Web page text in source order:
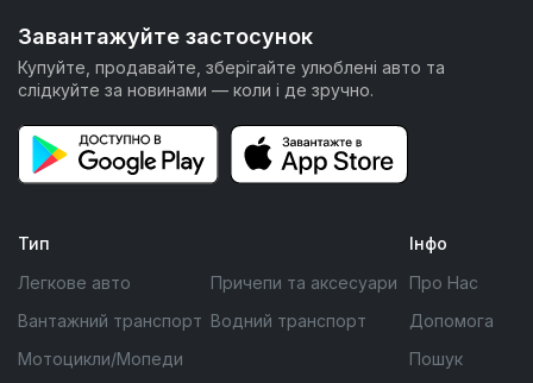
Завантажуйте застосунок
Купуйте, продавайте, зберігайте улюблені авто та
слідкуйте за новинами — коли і де зручно.
Тип
Легкове авто
Вантажний транспорт
Мотоцикли/Мопеди
Причепи та аксесуари
Водний транспорт
Інфо
Про Нас
Допомога
Пошук